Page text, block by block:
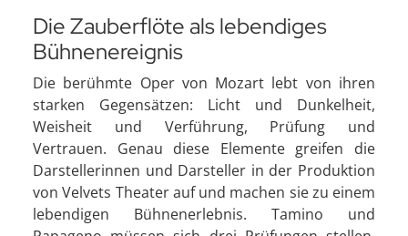
Die Zauberflöte als lebendiges
Bühnenereignis
Die berühmte Oper von Mozart lebt von ihren
starken Gegensätzen: Licht und Dunkelheit,
Weisheit und Verführung, Prüfung und
Vertrauen. Genau diese Elemente greifen die
Darstellerinnen und Darsteller in der Produktion
von Velvets Theater auf und machen sie zu einem
lebendigen Bühnenerlebnis. Tamino und